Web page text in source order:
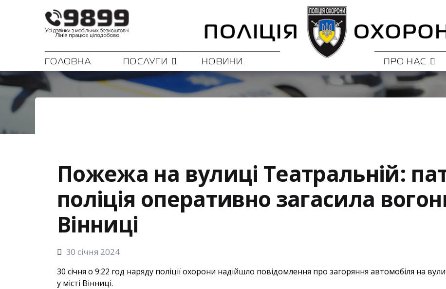
ГОЛОВНА ПОСЛУГИ НОВИНИ ПРО НАС
Пожежа на вулиці Театральній:
поліція оперативно загасила
Вінниці
30 січня 2024
30 січня о 9:22 год наряду поліції охорони надійшло повідомлення про загоряння автомобіля на
у місті Вінниці.